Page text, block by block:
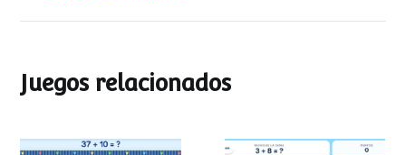
Juegos relacionados